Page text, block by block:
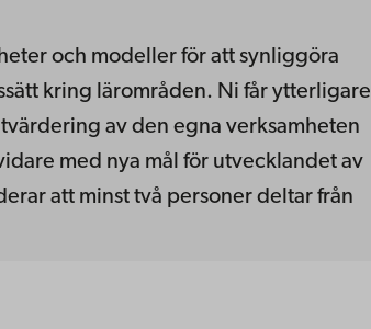
och modeller för att synliggöra
kring lärområden. Ni får ytterligare
av den egna verksamheten
med nya mål för utvecklandet av
att minst två personer deltar från